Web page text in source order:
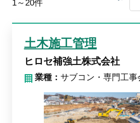
1～20件
土木施工管理
ヒロセ補強土株式会社
業種：サブコン・専門工事